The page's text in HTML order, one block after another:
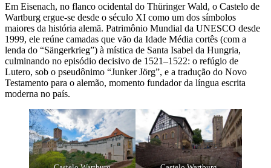
Em Eisenach, no flanco ocidental do Thüringer Wald, o Castelo de
Wartburg ergue-se desde o século XI como um dos símbolos
maiores da história alemã. Patrimônio Mundial da UNESCO desde
1999, ele reúne camadas que vão da Idade Média cortês (com a
lenda do “Sängerkrieg”) à mística de Santa Isabel da Hungria,
culminando no episódio decisivo de 1521–1522: o refúgio de
Lutero, sob o pseudônimo “Junker Jörg”, e a tradução do Novo
Testamento para o alemão, momento fundador da língua escrita
moderna no país.